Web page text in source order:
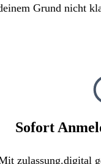
Grund nicht
Sofort
zulassung.digital